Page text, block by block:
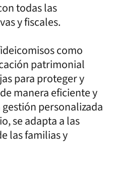
todas las
y fiscales.
como
patrimonial
para proteger y
manera eficiente y
personalizada
se adapta a las
las familias y